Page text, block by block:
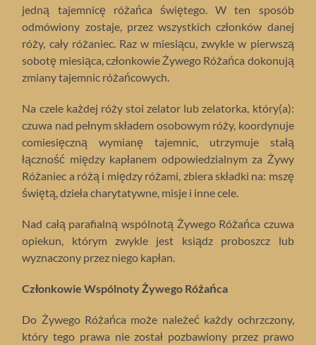
jedną tajemnicę różańca świętego. W ten sposób
odmówiony zostaje, przez wszystkich członków danej
róży, cały różaniec. Raz w miesiącu, zwykle w pierwszą
sobotę miesiąca, członkowie Żywego Różańca dokonują
zmiany tajemnic różańcowych.
Na czele każdej róży stoi zelator lub zelatorka, który(a):
czuwa nad pełnym składem osobowym róży, koordynuje
comiesięczną wymianę tajemnic, utrzymuje stałą
łączność między kapłanem odpowiedzialnym za Żywy
Różaniec a różą i między różami, zbiera składki na: mszę
świętą, dzieła charytatywne, misje i inne cele.
Nad całą parafialną wspólnotą Żywego Różańca czuwa
opiekun, którym zwykle jest ksiądz proboszcz lub
wyznaczony przez niego kapłan.
Członkowie Wspólnoty Żywego Różańca
Do Żywego Różańca może należeć każdy ochrzczony,
który tego prawa nie został pozbawiony przez prawo